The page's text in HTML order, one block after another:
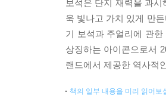
보석은 단지 재력을 과
욱 빛나고 가치 있게 만
기 보석과 주얼리에 관
상징하는 아이콘으로서
랜드에서 제공한 역사적
책의 일부 내용을 미리 읽어보